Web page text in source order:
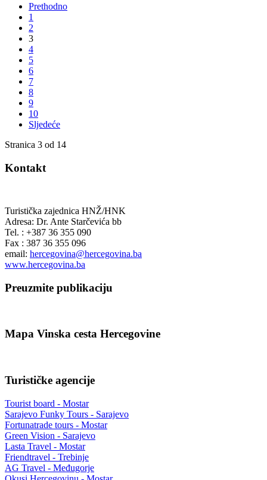
Prethodno
1
2
3
4
5
6
7
8
9
10
Sljedeće
Stranica 3 od 14
Kontakt
Turistička zajednica HNŽ/HNK
Adresa: Dr. Ante Starčevića bb
Tel. : +387 36 355 090
Fax : 387 36 355 096
email: hercegovina@hercegovina.ba
www.hercegovina.ba
Preuzmite publikaciju
Mapa Vinska cesta Hercegovine
Turističke agencije
Tourist board - Mostar
Sarajevo Funky Tours - Sarajevo
Fortunatrade tours - Mostar
Green Vision - Sarajevo
Lasta Travel - Mostar
Friendtravel - Trebinje
AG Travel - Međugorje